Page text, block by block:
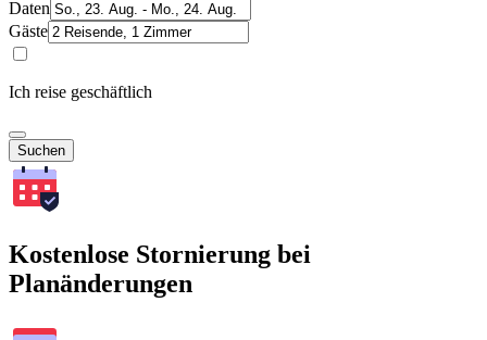
Daten
Gäste
Ich reise geschäftlich
Suchen
Kostenlose Stornierung bei
Planänderungen